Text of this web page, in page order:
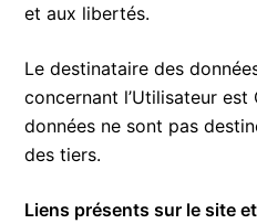
et aux libertés.
Le destinataire des
concernant l’Utilisateur est
données ne sont pas
des tiers.
Liens présents sur le site et